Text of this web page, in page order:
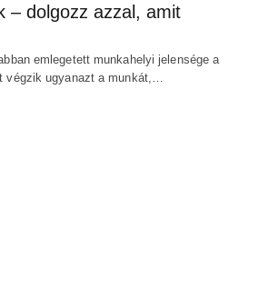
– dolgozz azzal, amit
emlegetett munkahelyi jelensége a
végzik ugyanazt a munkát,…